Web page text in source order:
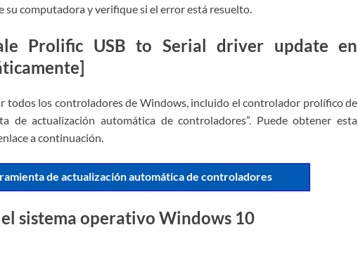
su computadora y verifique si el error está resuelto.
Prolific USB to Serial driver update en
todos los controladores de Windows, incluido el controlador prolífico de
de actualización automática de controladores”. Puede obtener esta
a continuación.
de actualización automática de controladores
sistema operativo Windows 10